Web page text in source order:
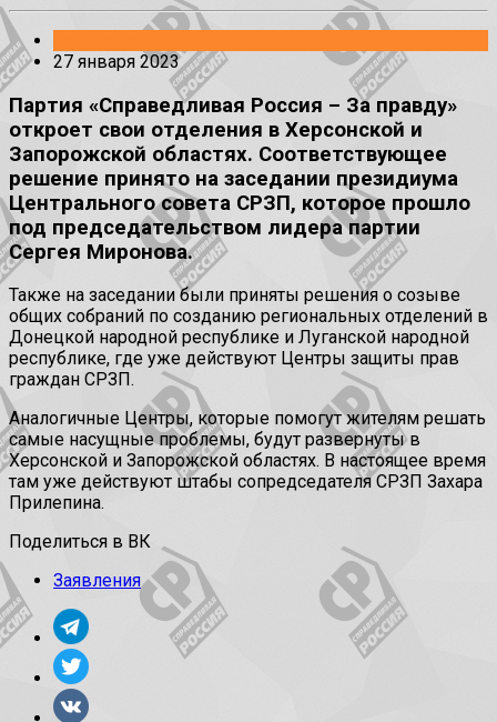
27 января 2023
Партия «Справедливая Россия – За правду»
откроет свои отделения в Херсонской и
Запорожской областях. Соответствующее
решение принято на заседании президиума
Центрального совета СРЗП, которое прошло
под председательством лидера партии
Сергея Миронова.
Также на заседании были приняты решения о созыве
общих собраний по созданию региональных отделений в
Донецкой народной республике и Луганской народной
республике, где уже действуют Центры защиты прав
граждан СРЗП.
Аналогичные Центры, которые помогут жителям решать
самые насущные проблемы, будут развернуты в
Херсонской и Запорожской областях. В настоящее время
там уже действуют штабы сопредседателя СРЗП Захара
Прилепина.
Поделиться в ВК
Заявления